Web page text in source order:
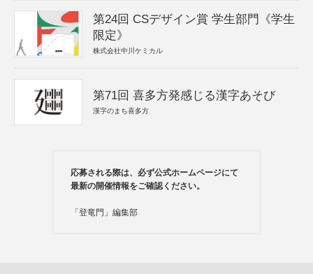
第24回 CSデザイン賞 学生部門《学生
限定》
株式会社中川ケミカル
第71回 喜多方発感じる漢字あそび
漢字のまち喜多方
応募される際は、必ず公式ホームページにて
最新の開催情報をご確認ください。
「登竜門」編集部